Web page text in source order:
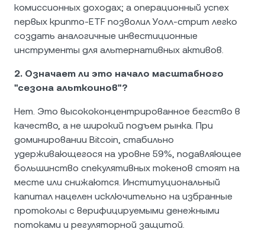
комиссионных доходах; а операционный успех
первых крипто-ETF позволил Уолл-стрит легко
создать аналогичные инвестиционные
инструменты для альтернативных активов.
2. Означает ли это начало масштабного
"сезона альткоинов"?
Нет. Это высококонцентрированное бегство в
качество, а не широкий подъем рынка. При
доминировании Bitcoin, стабильно
удерживающегося на уровне 59%, подавляющее
большинство спекулятивных токенов стоят на
месте или снижаются. Институциональный
капитал нацелен исключительно на избранные
протоколы с верифицируемыми денежными
потоками и регуляторной защитой.